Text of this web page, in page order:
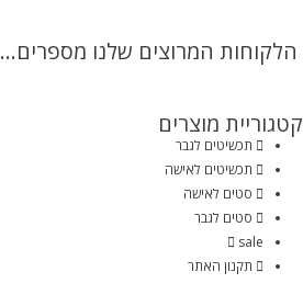
הלקוחות המרוצים שלנו מספרים...
קטגוריית מוצרים
תכשיטים לגבר
תכשיטים לאישה
סטים לאישה
סטים לגבר
sale
תקנון האתר